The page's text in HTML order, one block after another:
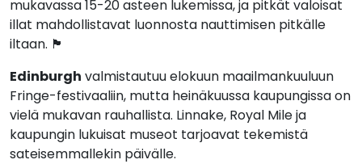
mukavassa 15-20 asteen lukemissa, ja pitkät valoisat
illat mahdollistavat luonnosta nauttimisen pitkälle
iltaan. 🏴󠁧󠁢󠁳󠁣󠁴󠁿
Edinburgh valmistautuu elokuun maailmankuuluun
Fringe-festivaaliin, mutta heinäkuussa kaupungissa on
vielä mukavan rauhallista. Linnake, Royal Mile ja
kaupungin lukuisat museot tarjoavat tekemistä
sateisemmallekin päivälle.